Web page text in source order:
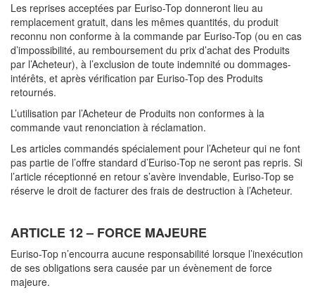
Les reprises acceptées par Euriso-Top donneront lieu au
remplacement gratuit, dans les mêmes quantités, du produit
reconnu non conforme à la commande par Euriso-Top (ou en cas
d’impossibilité, au remboursement du prix d’achat des Produits
par l’Acheteur), à l’exclusion de toute indemnité ou dommages-
intérêts, et après vérification par Euriso-Top des Produits
retournés.
L’utilisation par l’Acheteur de Produits non conformes à la
commande vaut renonciation à réclamation.
Les articles commandés spécialement pour l’Acheteur qui ne font
pas partie de l’offre standard d’Euriso-Top ne seront pas repris. Si
l’article réceptionné en retour s’avère invendable, Euriso-Top se
réserve le droit de facturer des frais de destruction à l’Acheteur.
ARTICLE 12 – FORCE MAJEURE
Euriso-Top n’encourra aucune responsabilité lorsque l’inexécution
de ses obligations sera causée par un évènement de force
majeure.